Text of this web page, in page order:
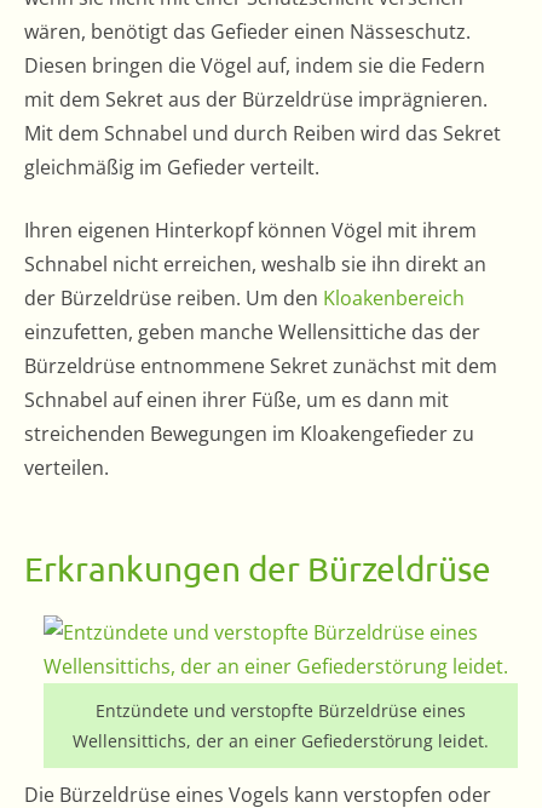
wären, benötigt das Gefieder einen Nässeschutz.
Diesen bringen die Vögel auf, indem sie die Federn
mit dem Sekret aus der Bürzeldrüse imprägnieren.
Mit dem Schnabel und durch Reiben wird das Sekret
gleichmäßig im Gefieder verteilt.
Ihren eigenen Hinterkopf können Vögel mit ihrem
Schnabel nicht erreichen, weshalb sie ihn direkt an
der Bürzeldrüse reiben. Um den Kloakenbereich
einzufetten, geben manche Wellensittiche das der
Bürzeldrüse entnommene Sekret zunächst mit dem
Schnabel auf einen ihrer Füße, um es dann mit
streichenden Bewegungen im Kloakengefieder zu
verteilen.
Erkrankungen der Bürzeldrüse
Entzündete und verstopfte Bürzeldrüse eines
Wellensittichs, der an einer Gefiederstörung leidet.
Die Bürzeldrüse eines Vogels kann verstopfen oder